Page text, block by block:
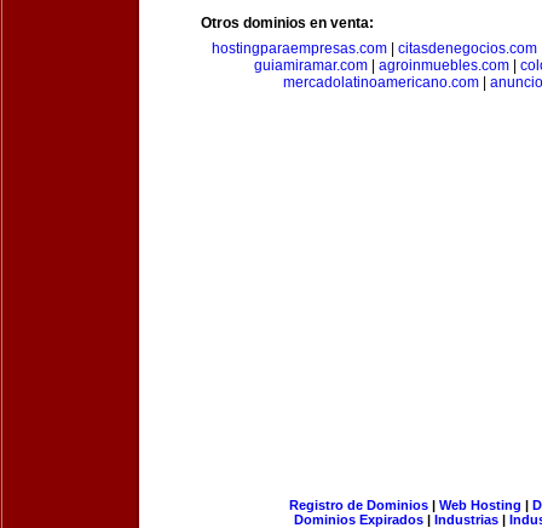
Otros dominios en venta:
hostingparaempresas.com| citasdenegocios.com
guiamiramar.com| agroinmuebles.com|
mercadolatinoamericano.com|
Registro de Dominios| Web Hosting |
Dominios Expirados | Industrias |